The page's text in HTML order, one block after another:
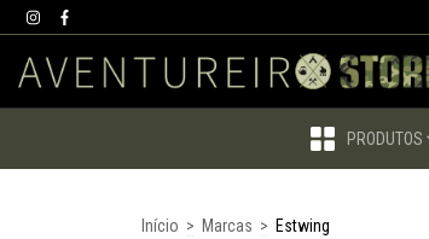
PRODUTOS
Início > Marcas > Estwing